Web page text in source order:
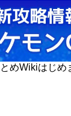
めWikiはじめ